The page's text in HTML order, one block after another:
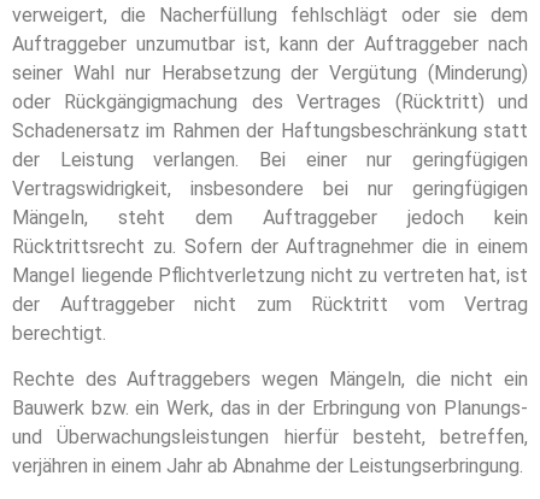
verweigert, die Nacherfüllung fehlschlägt oder sie dem
Auftraggeber unzumutbar ist, kann der Auftraggeber nach
seiner Wahl nur Herabsetzung der Vergütung (Minderung)
oder Rückgängigmachung des Vertrages (Rücktritt) und
Schadenersatz im Rahmen der Haftungsbeschränkung statt
der Leistung verlangen. Bei einer nur geringfügigen
Vertragswidrigkeit, insbesondere bei nur geringfügigen
Mängeln, steht dem Auftraggeber jedoch kein
Rücktrittsrecht zu. Sofern der Auftragnehmer die in einem
Mangel liegende Pflichtverletzung nicht zu vertreten hat, ist
der Auftraggeber nicht zum Rücktritt vom Vertrag
berechtigt.
Rechte des Auftraggebers wegen Mängeln, die nicht ein
Bauwerk bzw. ein Werk, das in der Erbringung von Planungs-
und Überwachungsleistungen hierfür besteht, betreffen,
verjähren in einem Jahr ab Abnahme der Leistungserbringung.